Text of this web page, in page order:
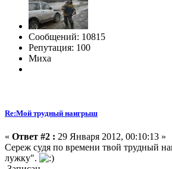
Сообщений: 10815
Репутация: 100
Миха
Re:Мой трудный наигрыш
« Ответ #2 : 29 Января 2012, 00:10:13 »
Сереж судя по времени твой трудный
лужку".